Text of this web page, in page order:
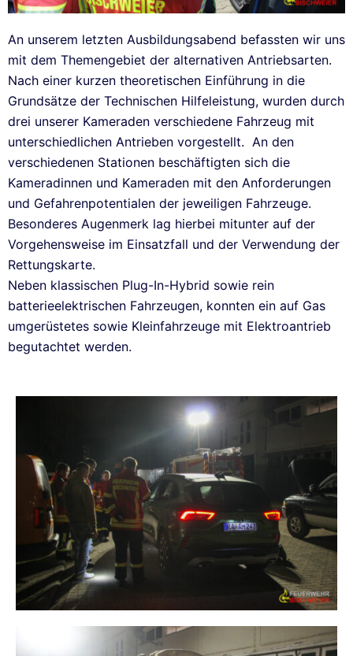
An unserem letzten Ausbildungsabend befassten wir uns
mit dem Themengebiet der alternativen Antriebsarten.
Nach einer kurzen theoretischen Einführung in die
Grundsätze der Technischen Hilfeleistung, wurden durch
drei unserer Kameraden verschiedene Fahrzeug mit
unterschiedlichen Antrieben vorgestellt. An den
verschiedenen Stationen beschäftigten sich die
Kameradinnen und Kameraden mit den Anforderungen
und Gefahrenpotentialen der jeweiligen Fahrzeuge.
Besonderes Augenmerk lag hierbei mitunter auf der
Vorgehensweise im Einsatzfall und der Verwendung der
Rettungskarte.
Neben klassischen Plug-In-Hybrid sowie rein
batterieelektrischen Fahrzeugen, konnten ein auf Gas
umgerüstetes sowie Kleinfahrzeuge mit Elektroantrieb
begutachtet werden.